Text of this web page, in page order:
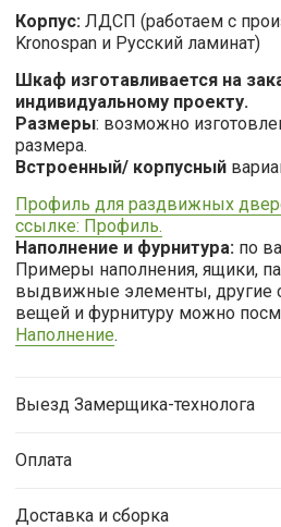
Корпус: ЛДСП (работаем с
Kronospan и Русский ламинат)
Шкаф изготавливается на
индивидуальному проекту.
Размеры: возможно
размера.
Встроенный/ корпусный
Профиль для раздвижных
ссылке: Профиль.
Наполнение и фурнитура: по
Примеры наполнения, ящики,
выдвижные элементы, другие
вещей и фурнитуру можно
Наполнение.
Выезд Замерщика-технолога
Оплата
Доставка и сборка